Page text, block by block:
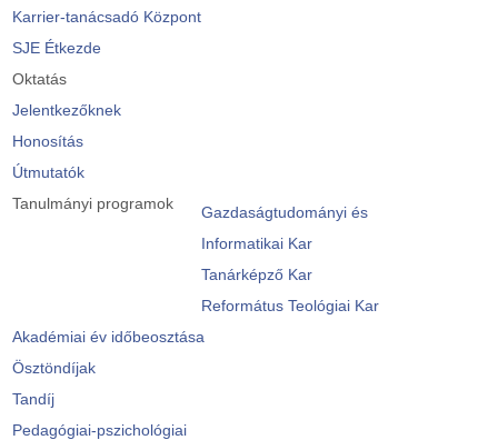
Karrier-tanácsadó Központ
SJE Étkezde
Oktatás
Jelentkezőknek
Honosítás
Útmutatók
Tanulmányi programok
Gazdaságtudományi és
Informatikai Kar
Tanárképző Kar
Református Teológiai Kar
Akadémiai év időbeosztása
Ösztöndíjak
Tandíj
Pedagógiai-pszichológiai